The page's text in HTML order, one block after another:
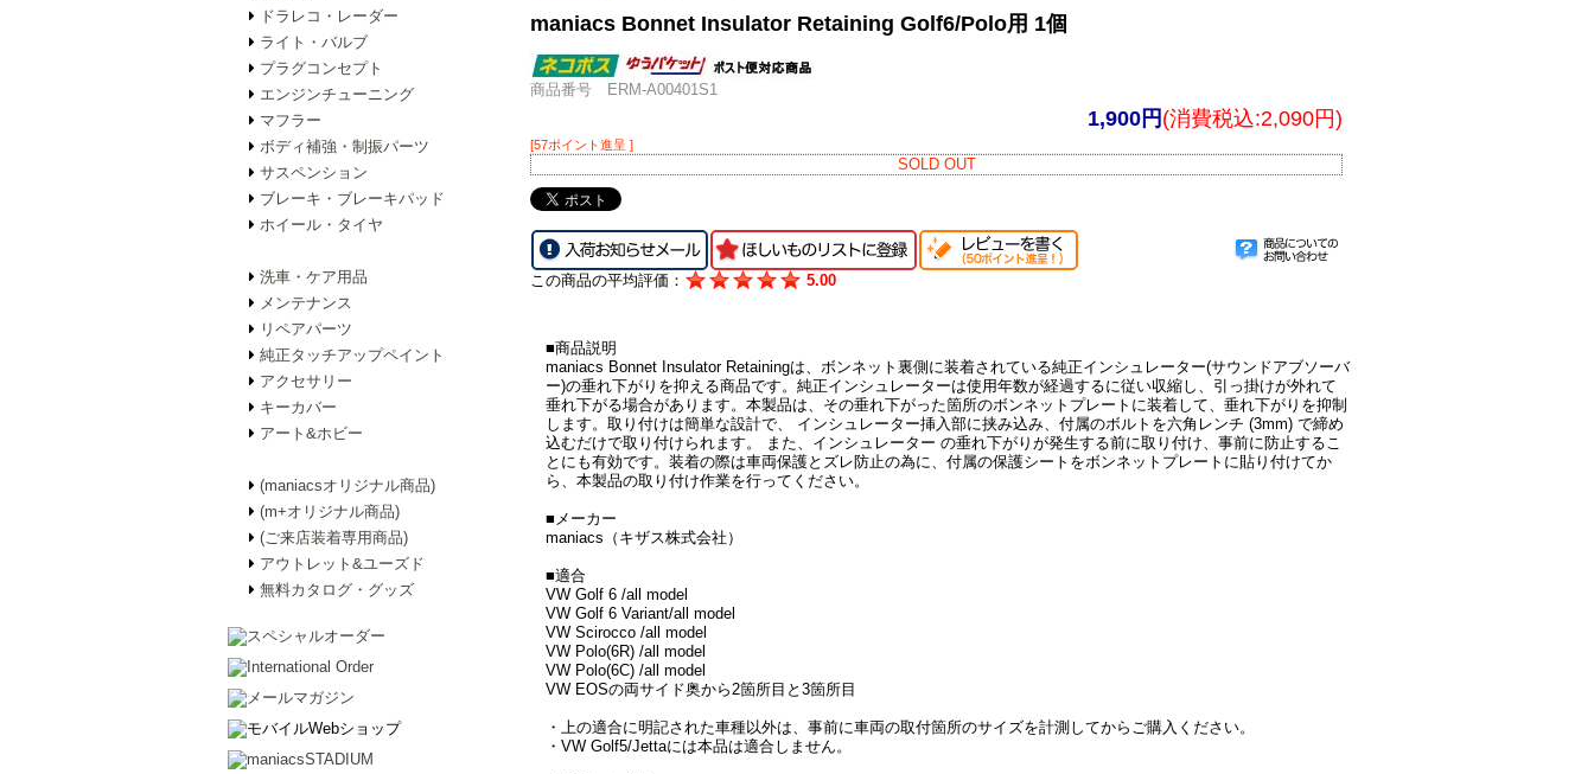
ドラレコ・レーダー
ライト・バルブ
プラグコンセプト
エンジンチューニング
マフラー
ボディ補強・制振パーツ
サスペンション
ブレーキ・ブレーキパッド
ホイール・タイヤ
洗車・ケア用品
メンテナンス
リペアパーツ
純正タッチアップペイント
アクセサリー
キーカバー
アート&ホビー
(maniacsオリジナル商品)
(m+オリジナル商品)
(ご来店装着専用商品)
アウトレット&ユーズド
無料カタログ・グッズ
maniacs Bonnet Insulator Retaining Golf6/Polo用 1個
商品番号 ERM-A00401S1
1,900円 (消費税込:2,090円)
[57ポイント進呈 ]
SOLD OUT
この商品の平均評価： 5.00
■商品説明
maniacs Bonnet Insulator Retainingは、ボンネット裏側に装着されている純正インシュレーター(サウンドアブソーバ
ー)の垂れ下がりを抑える商品です。純正インシュレーターは使用年数が経過するに従い収縮し、引っ掛けが外れて
垂れ下がる場合があります。本製品は、その垂れ下がった箇所のボンネットプレートに装着して、垂れ下がりを抑制
します。取り付けは簡単な設計で、 インシュレーター挿入部に挟み込み、付属のボルトを六角レンチ (3mm) で締め
込むだけで取り付けられます。 また、インシュレーター の垂れ下がりが発生する前に取り付け、事前に防止するこ
とにも有効です。装着の際は車両保護とズレ防止の為に、付属の保護シートをボンネットプレートに貼り付けてか
ら、本製品の取り付け作業を行ってください。
■メーカー
maniacs（キザス株式会社）
■適合
VW Golf 6 /all model
VW Golf 6 Variant/all model
VW Scirocco /all model
VW Polo(6R) /all model
VW Polo(6C) /all model
VW EOSの両サイド奥から2箇所目と3箇所目
・上の適合に明記された車種以外は、事前に車両の取付箇所のサイズを計測してからご購入ください。
・VW Golf5/Jettaには本品は適合しません。